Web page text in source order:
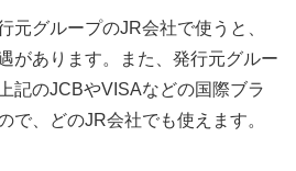
元グループのJR会社で使うと、
があります。また、発行元グルー
記のJCBやVISAなどの国際ブラ
で、どのJR会社でも使えます。